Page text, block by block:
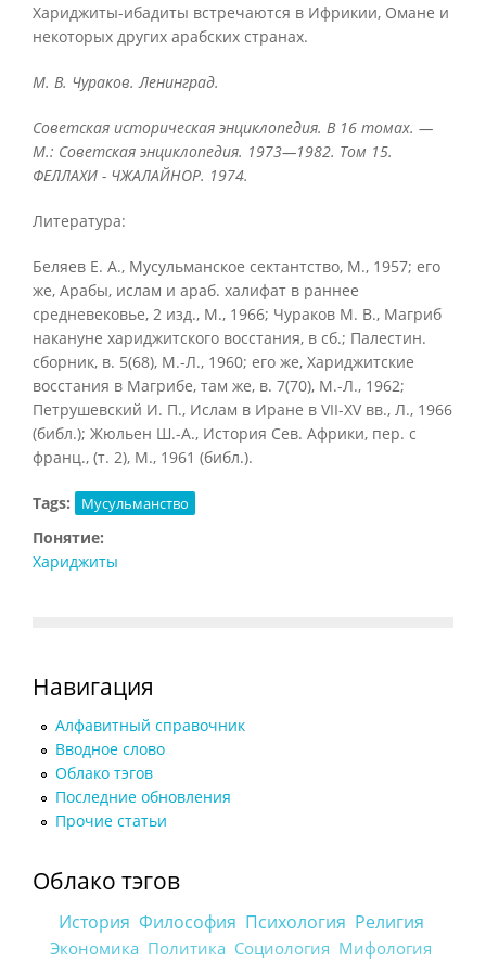
Хариджиты-ибадиты встречаются в Ифрикии, Омане и
некоторых других арабских странах.
М. В. Чураков. Ленинград.
Советская историческая энциклопедия. В 16 томах. —
М.: Советская энциклопедия. 1973—1982. Том 15.
ФЕЛЛАХИ - ЧЖАЛАЙНОР. 1974.
Литература:
Беляев E. A., Мусульманское сектантство, М., 1957; его
же, Арабы, ислам и араб. халифат в раннее
средневековье, 2 изд., М., 1966; Чураков М. В., Магриб
накануне хариджитского восстания, в сб.; Палестин.
сборник, в. 5(68), М.-Л., 1960; его же, Хариджитские
восстания в Магрибе, там же, в. 7(70), М.-Л., 1962;
Петрушевский И. П., Ислам в Иране в VII-XV вв., Л., 1966
(библ.); Жюльен Ш.-А., История Сев. Африки, пер. с
франц., (т. 2), М., 1961 (библ.).
Tags: Мусульманство
Понятие:
Хариджиты
Навигация
Алфавитный справочник
Вводное слово
Облако тэгов
Последние обновления
Прочие статьи
Облако тэгов
История Философия Психология Религия
Экономика Политика Социология Мифология